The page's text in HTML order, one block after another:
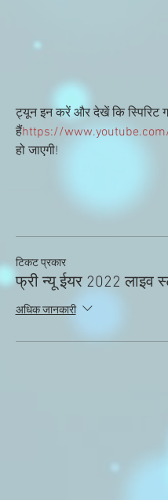
ट्यून इन करें और देखें कि स्पिरिट
हैंhttps://
हो जाएगी!
टिकट प्रकार
फ्री न्यू ईयर 2022 लाइव
अधिक जानकारी